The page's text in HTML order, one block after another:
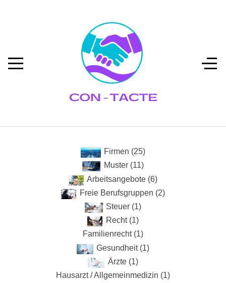
Firmen (25)
Muster (11)
Arbeitsangebote (6)
Freie Berufsgruppen (2)
Steuer (1)
Recht (1)
Familienrecht (1)
Gesundheit (1)
Ärzte (1)
Hausarzt / Allgemeinmedizin (1)